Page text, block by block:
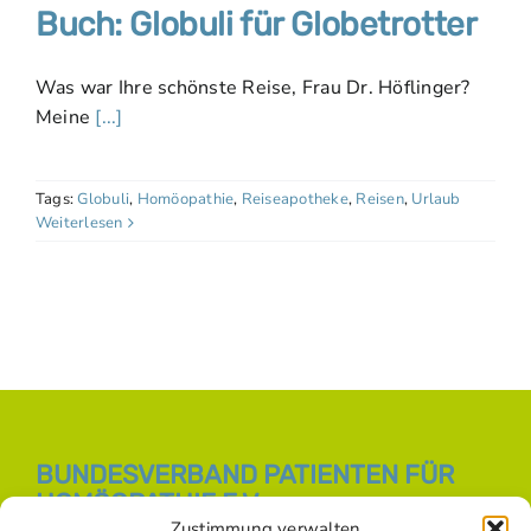
Buch: Globuli für Globetrotter
Was war Ihre schönste Reise, Frau Dr. Höflinger?
Meine [...]
Tags:Globuli, Homöopathie, Reiseapotheke, Reisen, Urlaub
Weiterlesen
BUNDESVERBAND PATIENTEN FÜR
HOMÖOPATHIE E.V.